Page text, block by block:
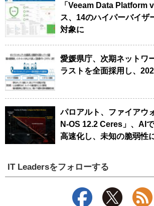
「Veeam Data Platform
ス、14のハイパーバイザ
対象に
愛媛県庁、次期ネットワ
ラストを全面採用し、
パロアルト、ファイアウ
N-OS 12.2 Ceres」、AI
高速化し、未知の脆弱性
IT Leadersをフォローする